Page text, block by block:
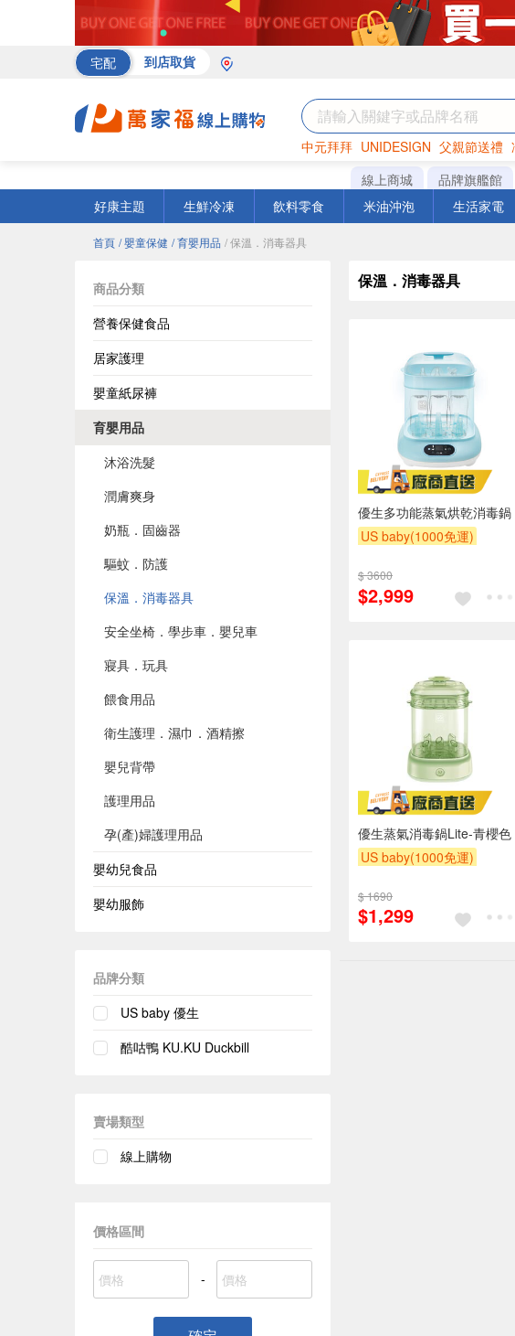
宅配 到店取貨
中元拜拜 UNIDESIGN 父親節送禮
海苔 巧克力 衛生紙
線上商城 品牌旗艦館
好康主題
生鮮冷凍 飲料零食 米油沖泡 生活家電
首頁 / 嬰童保健 / 育嬰用品 / 保溫．消毒器具
商品分類
營養保健食品
居家護理
嬰童紙尿褲
育嬰用品
沐浴洗髮
潤膚爽身
奶瓶．固齒器
驅蚊．防護
保溫．消毒器具
安全坐椅．學步車．嬰兒車
寢具．玩具
餵食用品
衛生護理．濕巾．酒精擦
嬰兒背帶
護理用品
孕(產)婦護理用品
嬰幼兒食品
嬰幼服飾
品牌分類
US baby 優生
酷咕鴨 KU.KU Duckbill
賣場類型
線上購物
價格區間
-
保溫．消毒器具
優生多功能蒸氣烘乾消毒鍋
US baby(1000免運)
滿額贈
$ 3600
$2,999
優生蒸氣消毒鍋Lite-青櫻色
US baby(1000免運)
滿額贈
$ 1690
$1,299